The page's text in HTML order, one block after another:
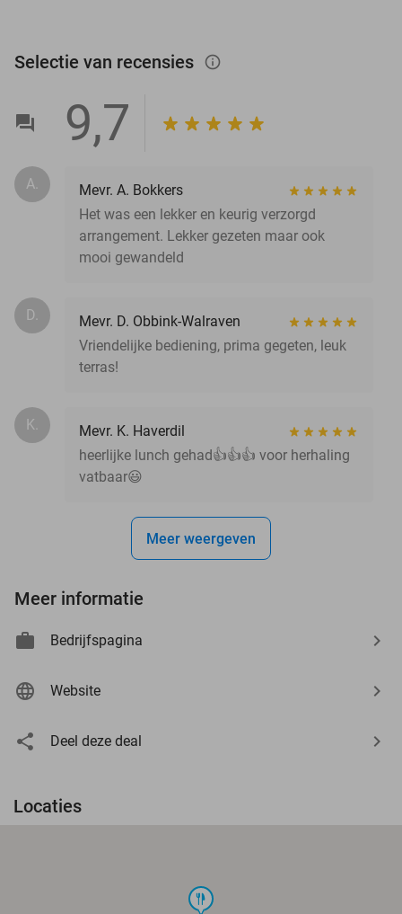
Selectie van recensies info_outlined
9,7
A.
Mevr. A. Bokkers
Het was een lekker en keurig verzorgd
arrangement. Lekker gezeten maar ook
mooi gewandeld
D.
Mevr. D. Obbink-Walraven
Vriendelijke bediening, prima gegeten, leuk
terras!
K.
Mevr. K. Haverdil
heerlijke lunch gehad👍👍👍 voor herhaling
vatbaar😃
Meer weergeven
Meer informatie
Bedrijfspagina
Website
Deel deze deal
Locaties
food